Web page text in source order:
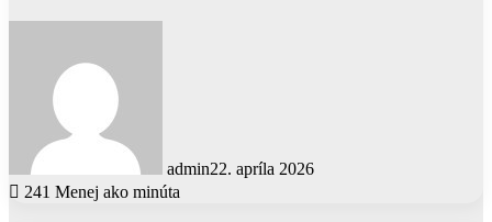
admin22. apríla 2026
241 Menej ako minúta